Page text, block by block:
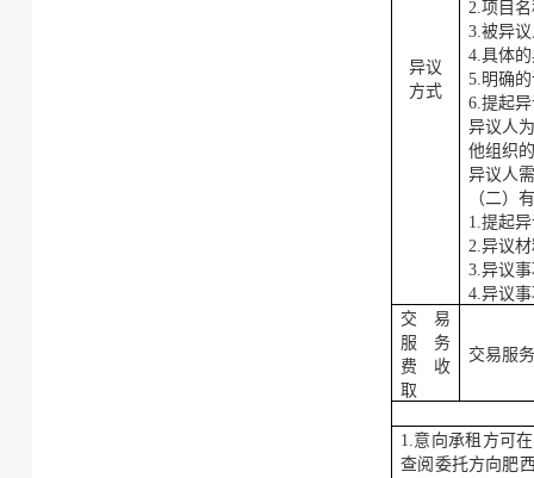
异议
方式
2.项目
3.被异
4.具体
5.明确
6.提起
异议人
他组织
异议人
（二）
1.提起
2.异议
3.异议
4.异议
交易
服务
费收
取
交易服
1.意向承租方 可
查阅委托方向肥